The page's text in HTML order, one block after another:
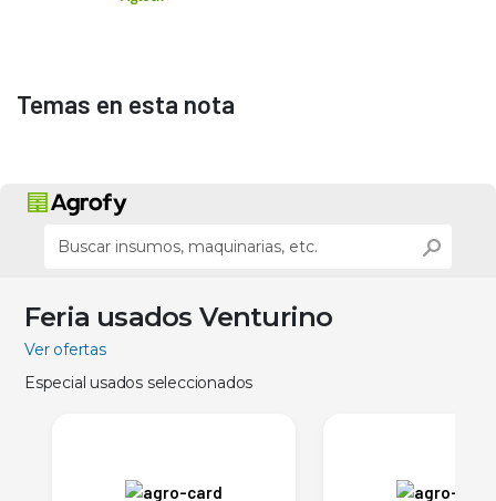
Temas en esta nota
Feria usados Venturino
Ver ofertas
Especial usados seleccionados